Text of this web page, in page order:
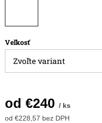
Veľkosť
od €240 / ks
od €228,57 bez DPH